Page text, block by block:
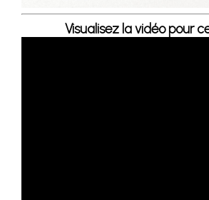
Visualisez la vidéo pour